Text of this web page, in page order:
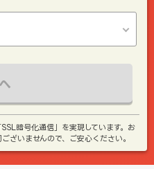
暗号化通信」を実現しています。お
ざいませんので、ご安心ください。